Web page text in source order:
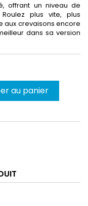
offrant un niveau de
plus vite, plus
aux crevaisons encore
dans sa version
au panier